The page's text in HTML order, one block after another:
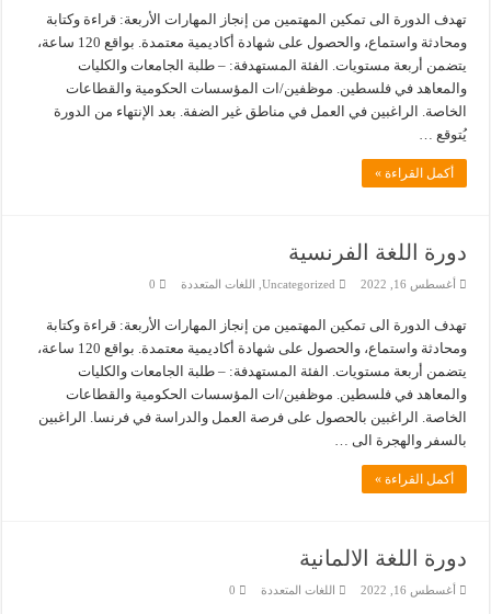
تهدف الدورة الى تمكين المهتمين من إنجاز المهارات الأربعة: قراءة وكتابة
ومحادثة واستماع، والحصول على شهادة أكاديمية معتمدة. بواقع 120 ساعة،
يتضمن أربعة مستويات. الفئة المستهدفة: – طلبة الجامعات والكليات
والمعاهد في فلسطين. موظفين/ات المؤسسات الحكومية والقطاعات
الخاصة. الراغبين في العمل في مناطق غير الضفة. بعد الإنتهاء من الدورة
يُتوقع …
أكمل القراءة »
دورة اللغة الفرنسية
أغسطس 16, 2022 Uncategorized اللغات المتعددة 0
تهدف الدورة الى تمكين المهتمين من إنجاز المهارات الأربعة: قراءة وكتابة
ومحادثة واستماع، والحصول على شهادة أكاديمية معتمدة. بواقع 120 ساعة،
يتضمن أربعة مستويات. الفئة المستهدفة: – طلبة الجامعات والكليات
والمعاهد في فلسطين. موظفين/ات المؤسسات الحكومية والقطاعات
الخاصة. الراغبين بالحصول على فرصة العمل والدراسة في فرنسا. الراغبين
بالسفر والهجرة الى …
أكمل القراءة »
دورة اللغة الالمانية
أغسطس 16, 2022 اللغات المتعددة 0